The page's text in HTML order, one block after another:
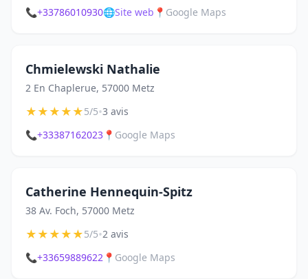
📞+33786010930🌐Site web 📍 Google Maps
Chmielewski Nathalie
2 En Chaplerue, 57000 Metz
★★★★★5/5•3 avis
📞+33387162023 📍 Google Maps
Catherine Hennequin-Spitz
38 Av. Foch, 57000 Metz
★★★★★5/5•2 avis
📞+33659889622 📍 Google Maps